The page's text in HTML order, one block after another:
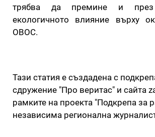
трябва да премине и
екологичното влияние върху
ОВОС.
Тази статия е създадена с
сдружение "Про веритас" и сайта
рамките на проекта "Подкрепа за
независима регионална